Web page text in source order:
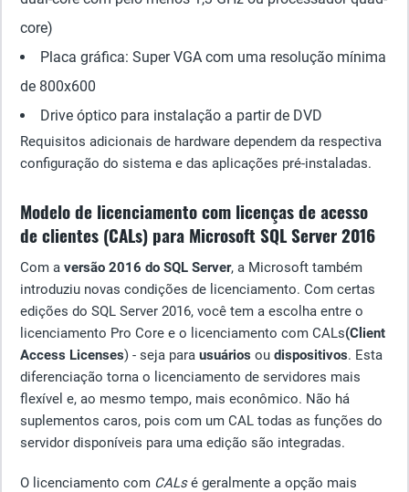
core)
Placa gráfica: Super VGA com uma resolução mínima
de 800x600
Drive óptico para instalação a partir de DVD
Requisitos adicionais de hardware dependem da respectiva
configuração do sistema e das aplicações pré-instaladas.
Modelo de licenciamento com licenças de acesso
de clientes (CALs) para Microsoft SQL Server 2016
Com a versão 2016 do SQL Server, a Microsoft também
introduziu novas condições de licenciamento. Com certas
edições do SQL Server 2016, você tem a escolha entre o
licenciamento Pro Core e o licenciamento com CALs(Client
Access Licenses) - seja para usuários ou dispositivos. Esta
diferenciação torna o licenciamento de servidores mais
flexível e, ao mesmo tempo, mais econômico. Não há
suplementos caros, pois com um CAL todas as funções do
servidor disponíveis para uma edição são integradas.
O licenciamento com CALsé geralmente a opção mais